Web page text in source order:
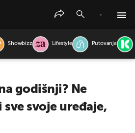
Showbizz Lifestyle Putovanja
godišnji? Ne
svoje uređaje,